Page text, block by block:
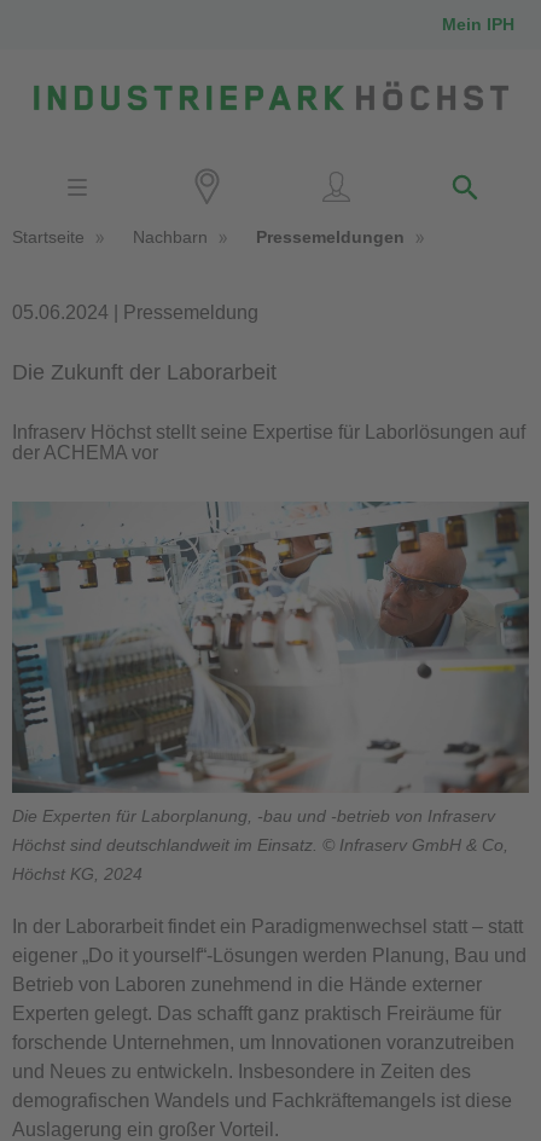
Mein IPH
IPH-Mitarbeiter
Nachbarn
Anfahrt
Startseite Nachbarn Pressemeldungen
05.06.2024 | Pressemeldung
Die Zukunft der Laborarbeit
Infraserv Höchst stellt seine Expertise für Laborlösungen auf
der ACHEMA vor
Die Experten für Laborplanung, -bau und -betrieb von Infraserv
Höchst sind deutschlandweit im Einsatz. © Infraserv GmbH & Co,
Höchst KG, 2024
In der Laborarbeit findet ein Paradigmenwechsel statt – statt
eigener „Do it yourself“-Lösungen werden Planung, Bau und
Betrieb von Laboren zunehmend in die Hände externer
Experten gelegt. Das schafft ganz praktisch Freiräume für
forschende Unternehmen, um Innovationen voranzutreiben
und Neues zu entwickeln. Insbesondere in Zeiten des
demografischen Wandels und Fachkräftemangels ist diese
Auslagerung ein großer Vorteil.